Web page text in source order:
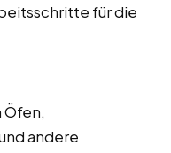
für die
Öfen,
andere